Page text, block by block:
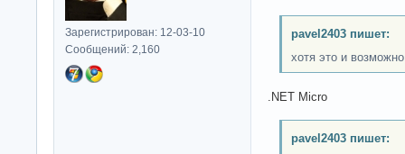
Зарегистрирован: 12-03-10
Сообщений: 2,160
pavel2403 пишет:
хотя это и возможно
.NET Micro
pavel2403 пишет: